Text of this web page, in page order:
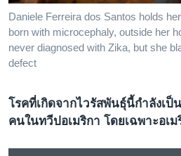
ติดตามเรา
เลือกภาษา
Daniele Ferreira dos Santos holds
born with microcephaly, outside her
never diagnosed with Zika, but she
defect
โรคที่เกิดจากไวรัสพันธุ์นี้กำลังเ
คนในทวีปอเมริกา โดยเฉพาะอเม